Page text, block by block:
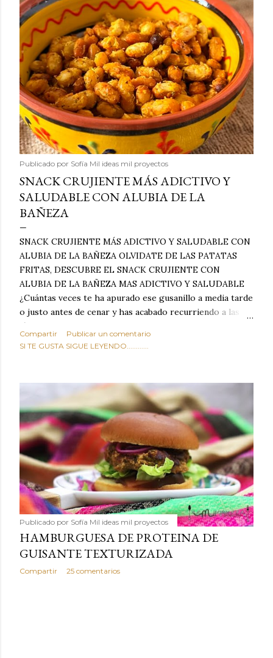
Publicado por Sofía Mil ideas mil proyectos
SNACK CRUJIENTE MÁS ADICTIVO Y
SALUDABLE CON ALUBIA DE LA
BAÑEZA
SNACK CRUJIENTE MÁS ADICTIVO Y SALUDABLE CON
ALUBIA DE LA BAÑEZA OLVIDATE DE LAS PATATAS
FRITAS, DESCUBRE EL SNACK CRUJIENTE CON
ALUBIA DE LA BAÑEZA MAS ADICTIVO Y SALUDABLE
¿Cuántas veces te ha apurado ese gusanillo a media tarde
o justo antes de cenar y has acabado recurriendo a las
típicas patatas de bolsa, frutos secos fritos o snacks
ultraprocesados llenos de grasas saturadas y sodio?
sabroso, con ese toque tostado y crujiente que tanto nos
satisface. Estas alubias crujientes al horno van a cambiar
por completo tu forma de ver las legumbres. Olvídate de
asociar las alubias únicamente a los guisos tradicionales y
copiosos de invierno. Con esta receta simple pero
revolucionaria, transformaremos un ingrediente tan
humilde como la alubia de La Bañeza en un snack ligero,
dorado, cargado de proteína y 100% natural. Es el
sustituto perfecto a los frutos se...
Compartir
Publicar un comentario
SI TE GUSTA SIGUE LEYENDO............
Publicado por Sofía Mil ideas mil proyectos
HAMBURGUESA DE PROTEINA DE
GUISANTE TEXTURIZADA
Compartir 25 comentarios